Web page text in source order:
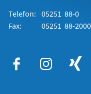
Telefon: 05251 88-0
Fax:
05251 88-2000